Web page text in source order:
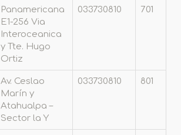
Panamericana
E1-256 Via
Interoceanica
y Tte. Hugo
Ortiz
033730810 701
Av. Ceslao
Marín y
Atahualpa –
Sector la Y
033730810 801